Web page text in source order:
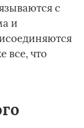
с
и
все, что